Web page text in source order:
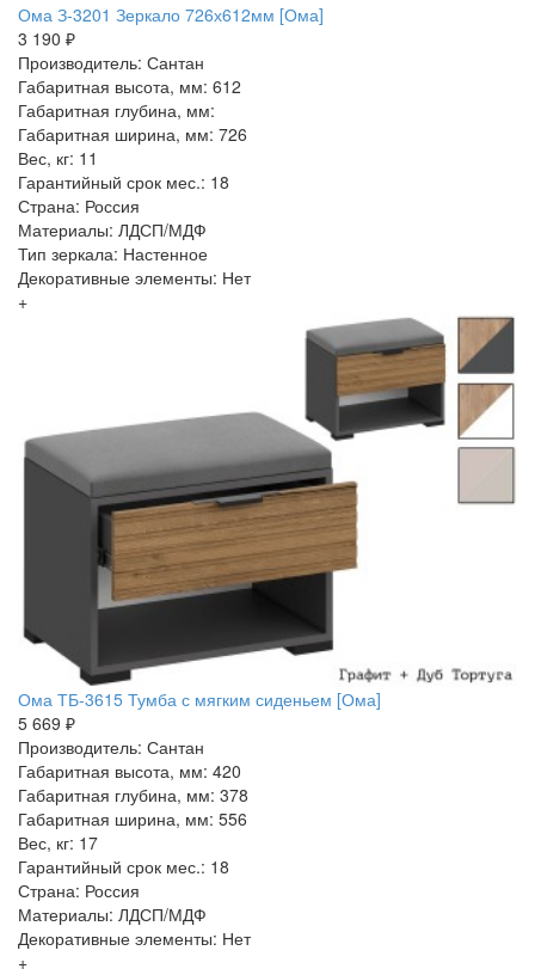
Ома З-3201 Зеркало 726х612мм [Ома]
3 190 ₽
Производитель: Сантан
Габаритная высота, мм: 612
Габаритная глубина, мм:
Габаритная ширина, мм: 726
Вес, кг: 11
Гарантийный срок мес.: 18
Страна: Россия
Материалы: ЛДСП/МДФ
Тип зеркала: Настенное
Декоративные элементы: Нет
+
Ома ТБ-3615 Тумба с мягким сиденьем [Ома]
5 669 ₽
Производитель: Сантан
Габаритная высота, мм: 420
Габаритная глубина, мм: 378
Габаритная ширина, мм: 556
Вес, кг: 17
Гарантийный срок мес.: 18
Страна: Россия
Материалы: ЛДСП/МДФ
Декоративные элементы: Нет
+